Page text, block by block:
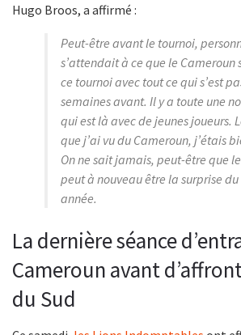
Hugo Broos, a affirmé :
Peut-être avant le tournoi,
s’attendait à ce que le Cameroun
ce tournoi avec tout ce qui s’est
semaines avant. Il y a toute une
qui est là avec de jeunes joueurs.
que j’ai vu du Cameroun, j’étais
On ne sait jamais, peut-être que
peut à nouveau être la surprise
année.
La dernière séance
Cameroun avant
du Sud